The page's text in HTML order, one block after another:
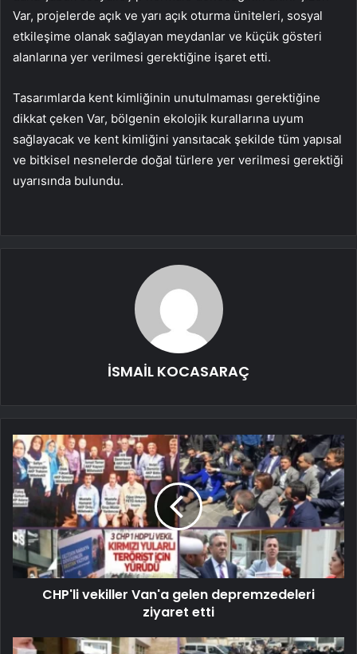
Var, projelerde açık ve yarı açık oturma üniteleri, sosyal
etkileşime olanak sağlayan meydanlar ve küçük gösteri
alanlarına yer verilmesi gerektiğine işaret etti.
Tasarımlarda kent kimliğinin unutulmaması gerektiğine
dikkat çeken Var, bölgenin ekolojik kurallarına uyum
sağlayacak ve kent kimliğini yansıtacak şekilde tüm yapısal
ve bitkisel nesnelerde doğal türlere yer verilmesi gerektiği
uyarısında bulundu.
İSMAİL KOCASARAÇ
CHP'li vekiller Van'a gelen depremzedeleri
ziyaret etti